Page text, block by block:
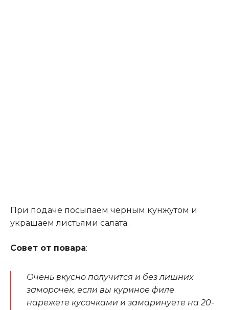
При подаче посыпаем черным кунжутом и
украшаем листьями салата.
Совет от повара:
Очень вкусно получится и без лишних
заморочек, если вы куриное филе
нарежете кусочками и замаринуете на 20-